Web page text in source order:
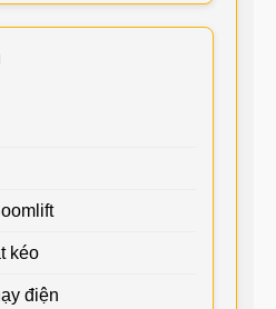
kéo
điện